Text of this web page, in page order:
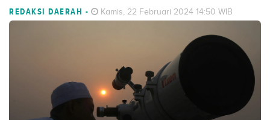
REDAKSI DAERAH - Kamis, 22 Februari 2024 14:50 WIB